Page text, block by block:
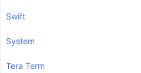
Swift
System
Tera Term